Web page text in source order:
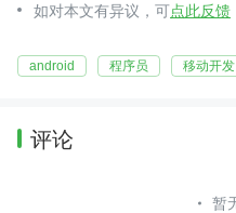
如对本文有异议，可点此反馈
android 程序员 移动开发
评论
暂